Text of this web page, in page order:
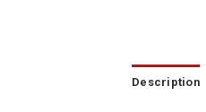
Description